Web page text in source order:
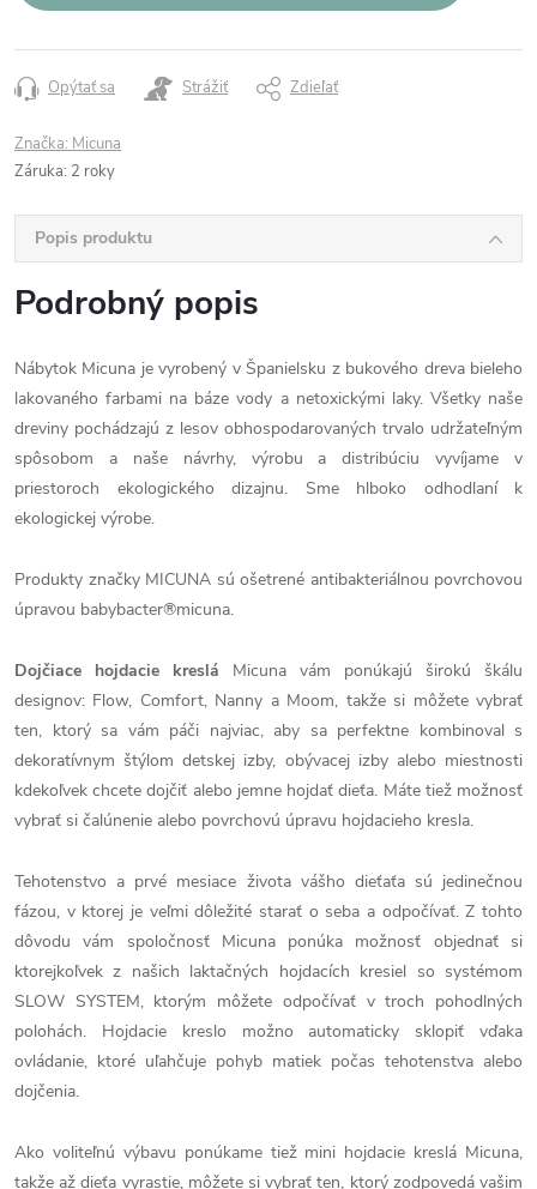
Opýtať sa Strážiť Zdieľať
Značka: Micuna
Záruka: 2 roky
Popis produktu
Podrobný popis
Nábytok Micuna je vyrobený v Španielsku z bukového dreva bieleho
lakovaného farbami na báze vody a netoxickými laky. Všetky naše
dreviny pochádzajú z lesov obhospodarovaných trvalo udržateľným
spôsobom a naše návrhy, výrobu a distribúciu vyvíjame v
priestoroch ekologického dizajnu. Sme hlboko odhodlaní k
ekologickej výrobe.
Produkty značky MICUNA sú ošetrené antibakteriálnou povrchovou
úpravou babybacter®micuna.
Dojčiace hojdacie kreslá Micuna vám ponúkajú širokú škálu
designov: Flow, Comfort, Nanny a Moom, takže si môžete vybrať
ten, ktorý sa vám páči najviac, aby sa perfektne kombinoval s
dekoratívnym štýlom detskej izby, obývacej izby alebo miestnosti
kdekoľvek chcete dojčiť alebo jemne hojdať dieťa. Máte tiež možnosť
vybrať si čalúnenie alebo povrchovú úpravu hojdacieho kresla.
Tehotenstvo a prvé mesiace života vášho dieťaťa sú jedinečnou
fázou, v ktorej je veľmi dôležité starať o seba a odpočívať. Z tohto
dôvodu vám spoločnosť Micuna ponúka možnosť objednať si
ktorejkoľvek z našich laktačných hojdacích kresiel so systémom
SLOW SYSTEM, ktorým môžete odpočívať v troch pohodlných
polohách. Hojdacie kreslo možno automaticky sklopiť vďaka
ovládanie, ktoré uľahčuje pohyb matiek počas tehotenstva alebo
dojčenia.
Ako voliteľnú výbavu ponúkame tiež mini hojdacie kreslá Micuna,
takže až dieťa vyrastie, môžete si vybrať ten, ktorý zodpovedá vašim